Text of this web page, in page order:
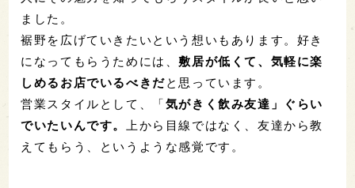
ました。
裾野を広げていきたいという想いもあります。好き
になってもらうためには、敷居が低くて、気軽に楽
しめるお店でいるべきだと思っています。
営業スタイルとして、「気がきく飲み友達」ぐらい
でいたいんです。
上から目線ではなく、友達から教
えてもらう、というような感覚です。